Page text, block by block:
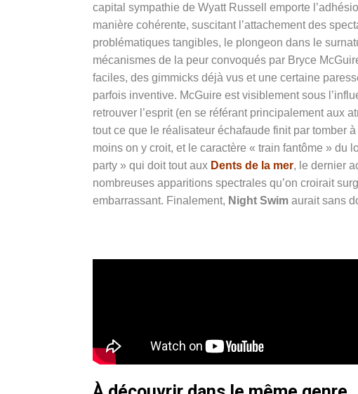
capital sympathie de Wyatt Russell emporte
manière cohérente, suscitant l’attachement des
problématiques tangibles, le plongeon dans le
mécanismes de la peur convoqués par Bryce
faciles, des gimmicks déjà vus et une certaine
parfois inventive. McGuire est visiblement sous
retrouver l’esprit (en se référant principalement aux
tout ce que le réalisateur échafaude finit par tomber
moins on y croit, et le caractère « train fantôme » du
party » qui doit tout aux Dents de la mer, le dernier
nombreuses apparitions spectrales qu’on croirait
embarrassant. Finalement, Night Swim aurait sans